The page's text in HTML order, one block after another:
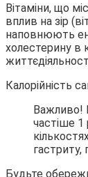
Вітаміни, що
вплив на зір
наповнюють
холестерину в
Калорійність
Важливо!
частіше
гастриту,
Будьте